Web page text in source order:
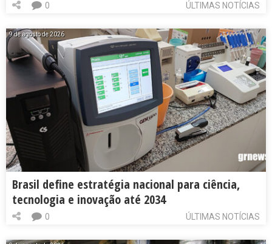
ÚLTIMAS NOTÍCIAS
0
9 de agosto de 2026
Brasil define estratégia nacional para ciência,
tecnologia e inovação até 2034
ÚLTIMAS NOTÍCIAS
0